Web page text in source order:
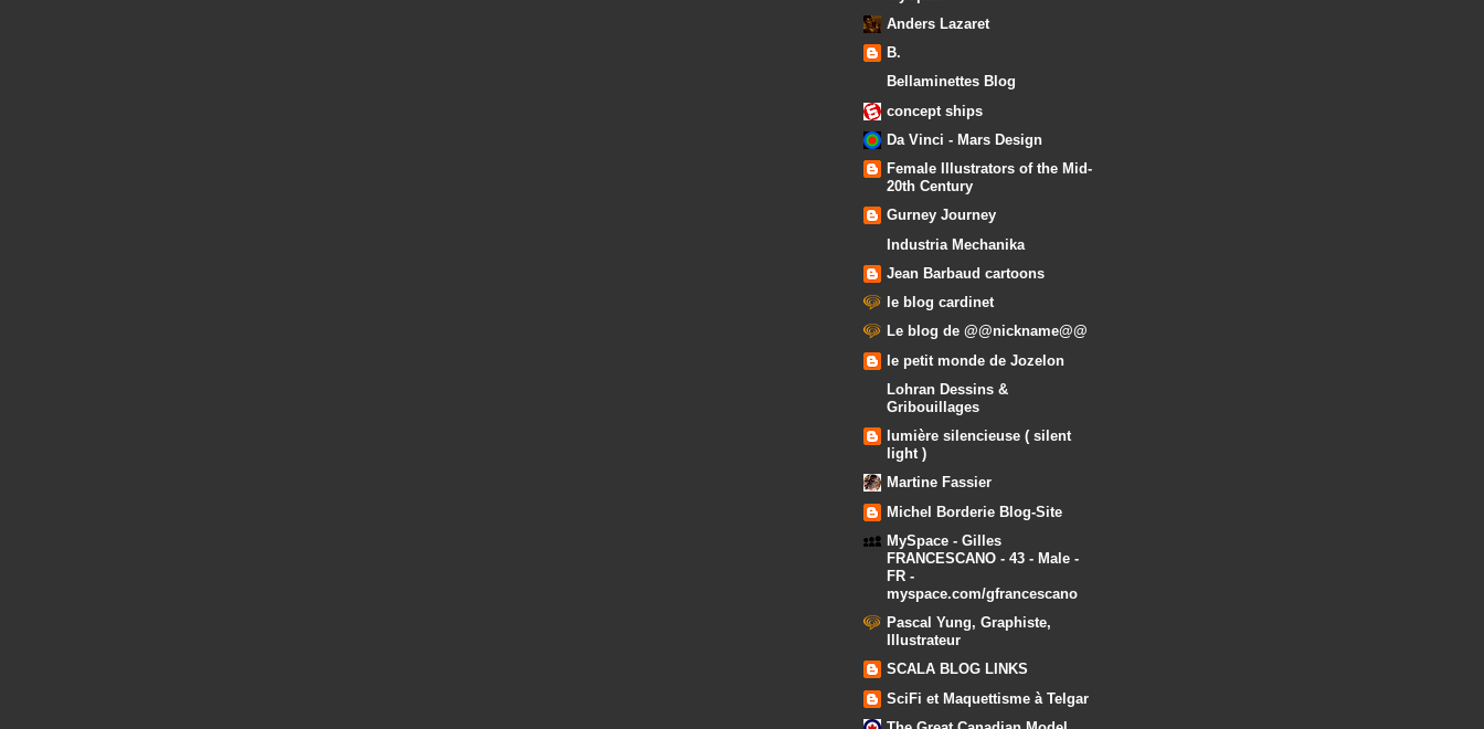
Anders Lazaret
B.
Bellaminettes Blog
concept ships
Da Vinci - Mars Design
Female Illustrators of the Mid-
20th Century
Gurney Journey
Industria Mechanika
Jean Barbaud cartoons
le blog cardinet
Le blog de @@nickname@@
le petit monde de Jozelon
Lohran Dessins &
Gribouillages
lumière silencieuse ( silent
light )
Martine Fassier
Michel Borderie Blog-Site
MySpace - Gilles
FRANCESCANO - 43 - Male -
FR -
myspace.com/gfrancescano
Pascal Yung, Graphiste,
Illustrateur
SCALA BLOG LINKS
SciFi et Maquettisme à Telgar